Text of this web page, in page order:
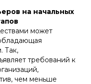
на начальных
может
Так,
требований к
чем меньше